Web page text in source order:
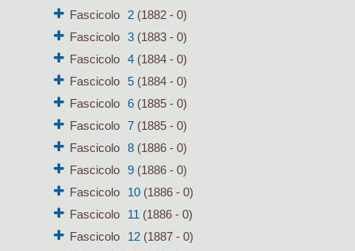
Fascicolo
2(1882 - 0)
Fascicolo
3(1883 - 0)
Fascicolo
4(1884 - 0)
Fascicolo
5(1884 - 0)
Fascicolo
6(1885 - 0)
Fascicolo
7(1885 - 0)
Fascicolo
8(1886 - 0)
Fascicolo
9(1886 - 0)
Fascicolo
10(1886 - 0)
Fascicolo
11 (1886 - 0)
Fascicolo
12(1887 - 0)